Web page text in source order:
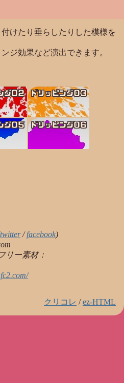
けたり垂らしたりした模様を
ジ効果など演出できます。
グ02 ドリッピング03
グ05 ドリッピング06
twitter/facebook)
リー素材：
クリコレ /ez-HTML